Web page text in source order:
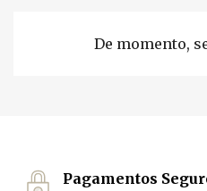
De momento,
Pagamentos